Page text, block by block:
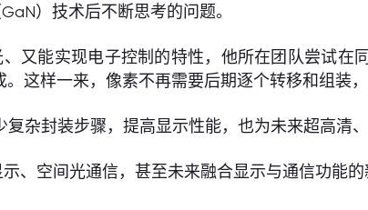
）技术后不断思考的问题。
又能实现电子控制的特性，他所在团队尝试
这样一来，像素不再需要后期逐个转移和组装
复杂封装步骤，提高显示性能，也为未来超高清
、空间光通信，甚至未来融合显示与通信功能